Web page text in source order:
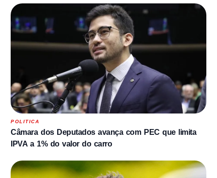
POLITICA
Câmara dos Deputados avança com PEC que limita
IPVA a 1% do valor do carro